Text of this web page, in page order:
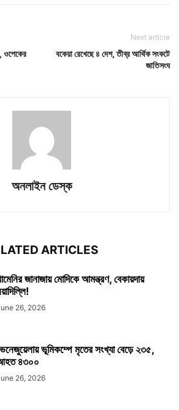
ওপেকের
Next article
বকেয়া রেখেছে ৪ দেশ, তীব্র আর্থিক সংকটে
জাতিসংঘ
অনলাইন ডেস্ক
ARTICLES
জানাজায় মোদিকে আমন্ত্রণ, বেকায়দায়
26, 2026
ভূমিকম্পে মৃতের সংখ্যা বেড়ে ২৩৫,
৪৩০০
26, 2026